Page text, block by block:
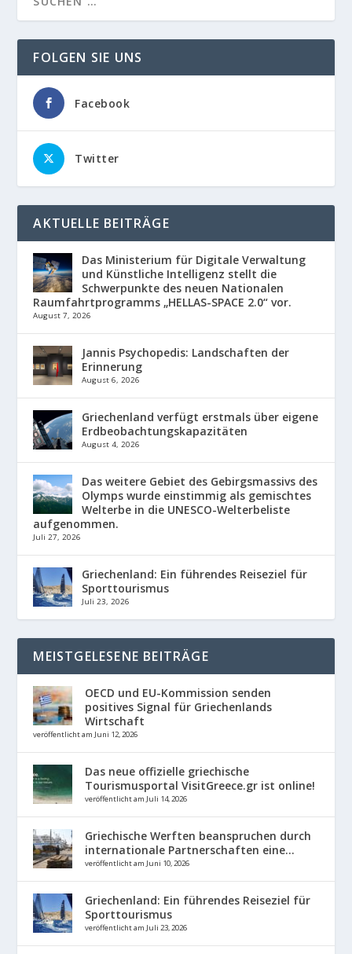
FOLGEN SIE UNS
Facebook
Twitter
AKTUELLE BEITRÄGE
Das Ministerium für Digitale Verwaltung
und Künstliche Intelligenz stellt die
Schwerpunkte des neuen Nationalen
Raumfahrtprogramms „HELLAS-SPACE 2.0“ vor.
August 7, 2026
Jannis Psychopedis: Landschaften der
Erinnerung
August 6, 2026
Griechenland verfügt erstmals über eigene
Erdbeobachtungskapazitäten
August 4, 2026
Das weitere Gebiet des Gebirgsmassivs des
Olymps wurde einstimmig als gemischtes
Welterbe in die UNESCO-Welterbeliste
aufgenommen.
Juli 27, 2026
Griechenland: Ein führendes Reiseziel für
Sporttourismus
Juli 23, 2026
MEISTGELESENE BEITRÄGE
OECD und EU-Kommission senden
positives Signal für Griechenlands
Wirtschaft
veröffentlicht am Juni 12, 2026
Das neue offizielle griechische
Tourismusportal VisitGreece.gr ist online!
veröffentlicht am Juli 14, 2026
Griechische Werften beanspruchen durch
internationale Partnerschaften eine...
veröffentlicht am Juni 10, 2026
Griechenland: Ein führendes Reiseziel für
Sporttourismus
veröffentlicht am Juli 23, 2026